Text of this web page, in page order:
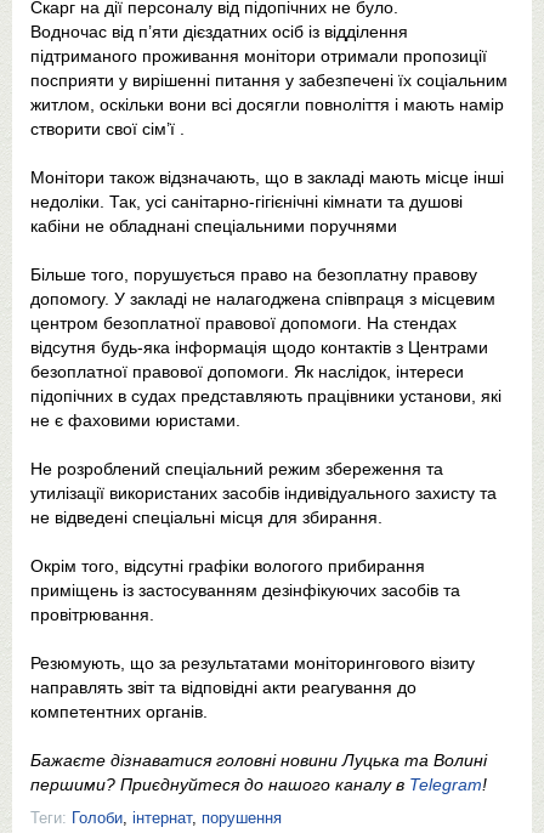
Скарг на дії персоналу від підопічних не було.
Водночас від п’яти дієздатних осіб із відділення
підтриманого проживання монітори отримали пропозиції
посприяти у вирішенні питання у забезпечені їх соціальним
житлом, оскільки вони всі досягли повноліття і мають намір
створити свої сім’ї .
Монітори також відзначають, що в закладі мають місце інші
недоліки. Так, усі санітарно-гігієнічні кімнати та душові
кабіни не обладнані спеціальними поручнями
Більше того, порушується право на безоплатну правову
допомогу. У закладі не налагоджена співпраця з місцевим
центром безоплатної правової допомоги. На стендах
відсутня будь-яка інформація щодо контактів з Центрами
безоплатної правової допомоги. Як наслідок, інтереси
підопічних в судах представляють працівники установи, які
не є фаховими юристами.
Не розроблений спеціальний режим збереження та
утилізації використаних засобів індивідуального захисту та
не відведені спеціальні місця для збирання.
Окрім того, відсутні графіки вологого прибирання
приміщень із застосуванням дезінфікуючих засобів та
провітрювання.
Резюмують, що за результатами моніторингового візиту
направлять звіт та відповідні акти реагування до
компетентних органів.
Бажаєте дізнаватися головні новини Луцька та Волині
першими? Приєднуйтеся до нашого каналу в Telegram!
Теги: Голоби інтернат, порушення